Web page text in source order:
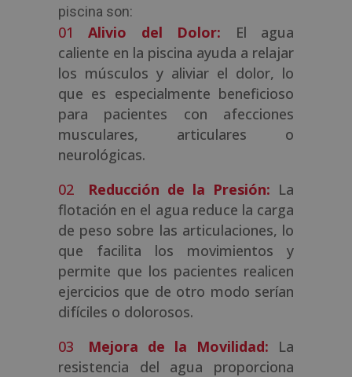
piscina son:
Alivio del Dolor: El agua
caliente en la piscina ayuda a relajar
los músculos y aliviar el dolor, lo
que es especialmente beneficioso
para pacientes con afecciones
musculares, articulares o
neurológicas.
Reducción de la Presión: La
flotación en el agua reduce la carga
de peso sobre las articulaciones, lo
que facilita los movimientos y
permite que los pacientes realicen
ejercicios que de otro modo serían
difíciles o dolorosos.
Mejora de la Movilidad: La
resistencia del agua proporciona